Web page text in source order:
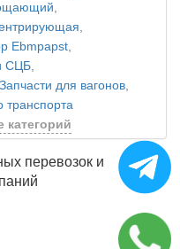
,
,
Ebmpapst,
СЦБ,
Запчасти для вагонов,
транспорта
категорий
перевозок и